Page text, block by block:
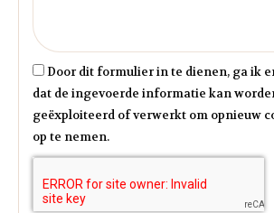
Door dit formulier in te dienen, ga ik
dat de ingevoerde informatie kan
geëxploiteerd of verwerkt om opnieuw
op te nemen.